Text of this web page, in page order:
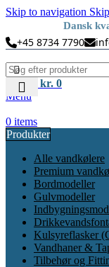
Skip to navigation
28
+45 8734 7790
items kr. 0
Menu
0 items
Produkter
Alle vandkølere
Premium
Bordmodeller
Gulvmodeller
Kulsyreflasker
Vandhaner &
Tilbehør og